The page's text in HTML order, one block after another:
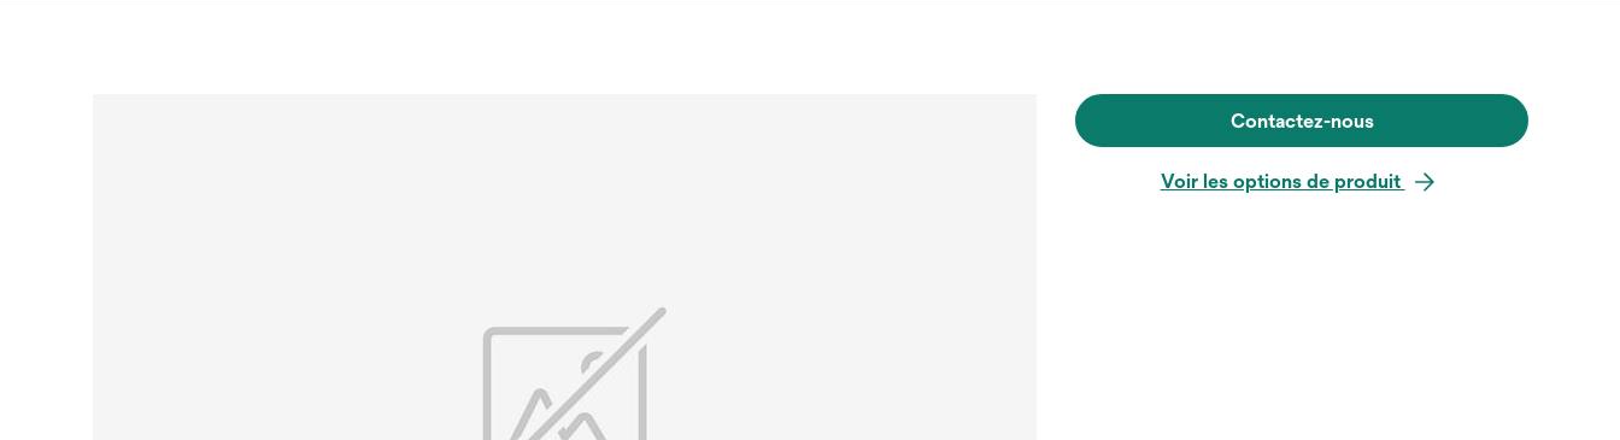
Contactez-nous
Voir les options de produit